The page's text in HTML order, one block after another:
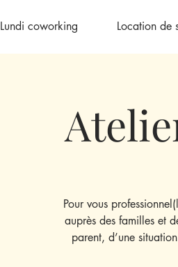
Lundi coworking Location de
Pour vous
auprès des familles et
parent, d’une